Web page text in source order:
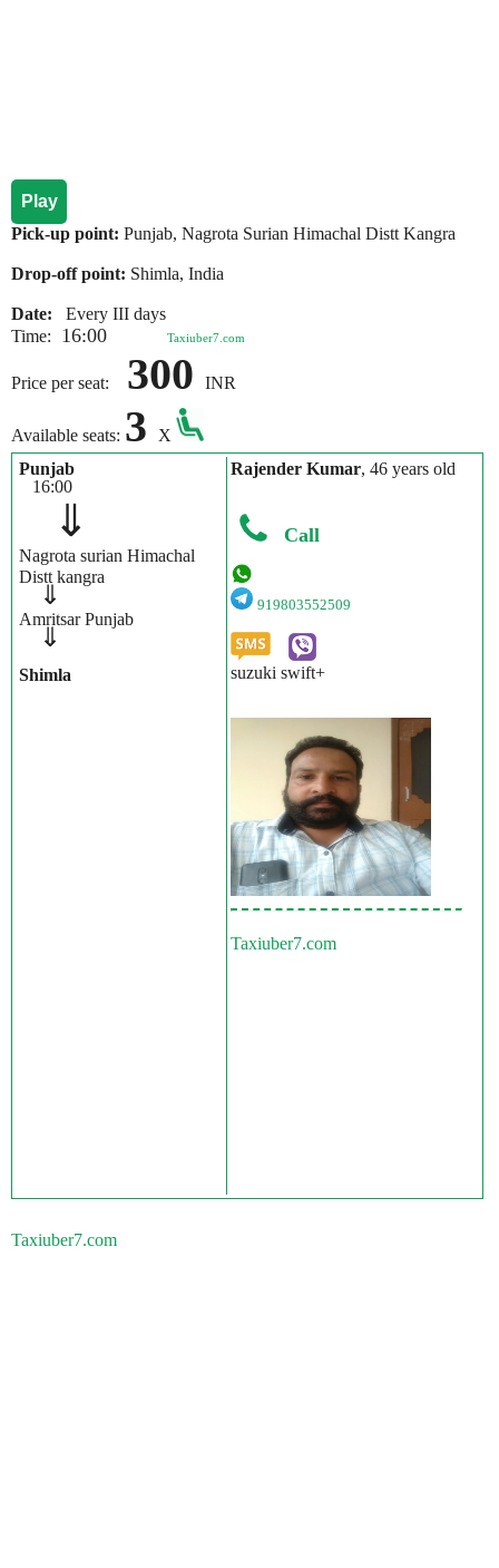
Play
Pick-up point: Punjab, Nagrota Surian Himachal Distt Kangra
Drop-off point: Shimla, India
Date:
Every III days
Time:
16:00 Taxiuber7.com
Price per seat: 300 INR
Available seats: 3
X
Punjab
16:00
⇓
Nagrota surian Himachal
Distt kangra
⇓
Amritsar Punjab
⇓
Shimla
Rajender Kumar, 46 years old
Call
919803552509
suzuki swift+
Taxiuber7.com
Taxiuber7.com